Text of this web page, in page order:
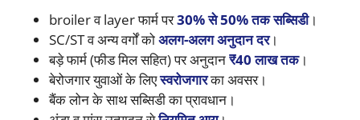
broiler व layer फार्म पर30% से 50% तक सब्सिडी।
SC/ST व अन्य वर्गों कोअलग-अलग अनुदान दर।
बड़े फार्म (फीड मिल सहित) पर अनुदान₹40 लाख तक।
बेरोजगार युवाओं के लिएस्वरोजगारका अवसर।
बैंक लोन के साथ सब्सिडी का प्रावधान।